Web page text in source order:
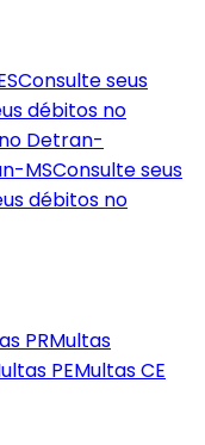
Consulte seus
débitos no
Detran-
MSConsulte seus
débitos no
PRMultas
PEMultasCE